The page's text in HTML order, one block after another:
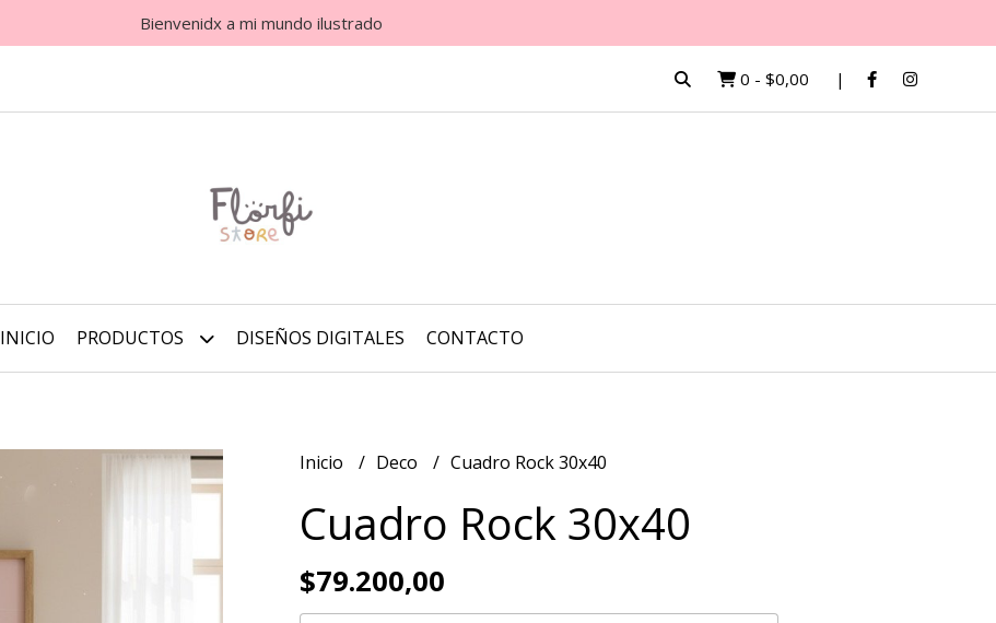
Bienvenidx a mi mundo ilustrado
0 - $0,00
INICIO PRODUCTOS DISEÑOS DIGITALES CONTACTO
Inicio Deco Cuadro Rock 30x40
Cuadro Rock 30x40
$79.200,00